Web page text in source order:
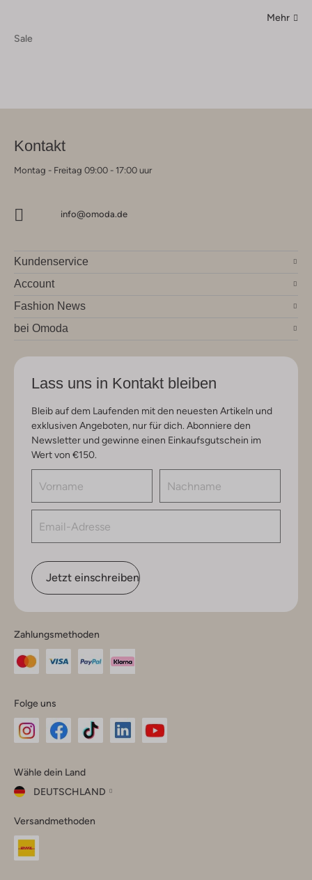
Mehr
Sale
Kontakt
Montag - Freitag 09:00 - 17:00 uur
info@omoda.de
Kundenservice
Account
Fashion News
bei Omoda
Lass uns in Kontakt bleiben
Bleib auf dem Laufenden mit den neuesten Artikeln und
exklusiven Angeboten, nur für dich. Abonniere den
Newsletter und gewinne einen Einkaufsgutschein im
Wert von €150.
Jetzt einschreiben
Zahlungsmethoden
Folge uns
Instagram
Facebook
TikTok
Wähle dein Land
DEUTSCHLAND
dein
Land
Versandmethoden